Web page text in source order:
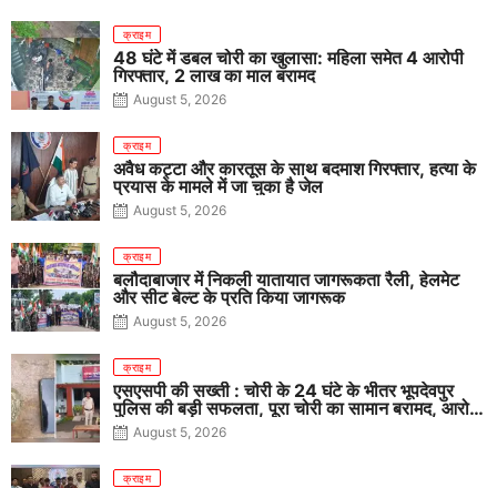
क्राइम
48 घंटे में डबल चोरी का खुलासा: महिला समेत 4 आरोपी
गिरफ्तार, 2 लाख का माल बरामद
August 5, 2026
क्राइम
अवैध कट्टा और कारतूस के साथ बदमाश गिरफ्तार, हत्या के
प्रयास के मामले में जा चुका है जेल
August 5, 2026
क्राइम
बलौदाबाजार में निकली यातायात जागरूकता रैली, हेलमेट
और सीट बेल्ट के प्रति किया जागरूक
August 5, 2026
क्राइम
एसएसपी की सख्ती : चोरी के 24 घंटे के भीतर भूपदेवपुर
पुलिस की बड़ी सफलता, पूरा चोरी का सामान बरामद, आरोपी
गिरफ्तार
August 5, 2026
क्राइम